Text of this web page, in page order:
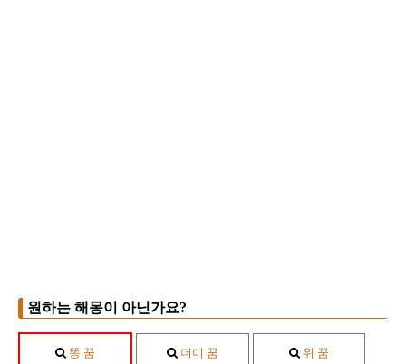
원하는 해몽이 아닌가요?
똥 꿈 더미 꿈 위 꿈